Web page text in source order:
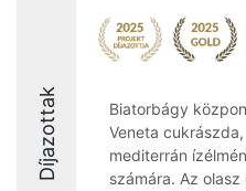
Díjazottak
Biatorbágy
Veneta
mediterrán
számára. Az